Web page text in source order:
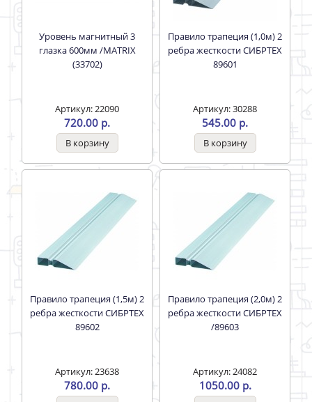
Уровень магнитный 3
глазка 600мм /MATRIX
(33702)
Артикул: 22090
720.00 р.
Правило трапеция (1,0м) 2
ребра жесткости СИБРТЕХ
89601
Артикул: 30288
545.00 р.
Правило трапеция (1,5м) 2
ребра жесткости СИБРТЕХ
89602
Артикул: 23638
780.00 р.
Правило трапеция (2,0м) 2
ребра жесткости СИБРТЕХ
/89603
Артикул: 24082
1050.00 р.